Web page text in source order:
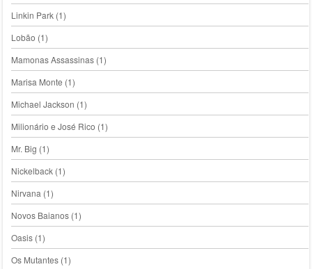
Linkin Park(1)
Lobão (1)
Mamonas Assassinas(1)
Marisa Monte (1)
Michael Jackson (1)
Milionário e José Rico (1)
Mr. Big (1)
Nickelback(1)
Nirvana(1)
Novos Baianos(1)
Oasis(1)
Os Mutantes(1)